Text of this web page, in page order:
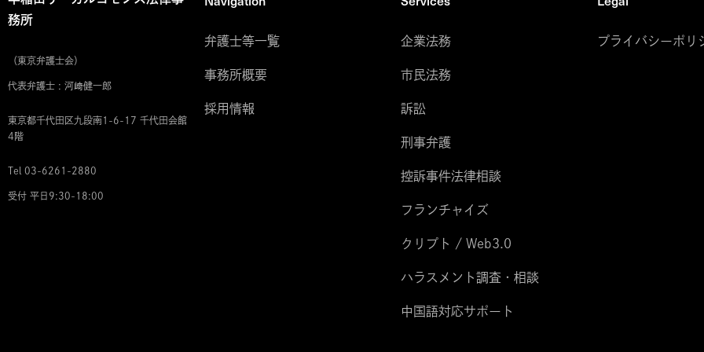
務所
（東京弁護士会）
代表弁護士 : 河﨑健一郎
東京都千代田区九段南1-6-17 千代田会館
4階
Tel 03-6261-2880
受付 平日9:30-18:00
弁護士等一覧
事務所概要
採用情報
企業法務
市民法務
訴訟
刑事弁護
控訴事件法律相談
フランチャイズ
クリプト / Web3.0
ハラスメント調査・相談
中国語対応サポート
プライバシーポリ